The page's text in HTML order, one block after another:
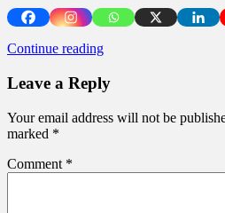
Continue reading
Leave a Reply
Your email address will not be
marked *
Comment *